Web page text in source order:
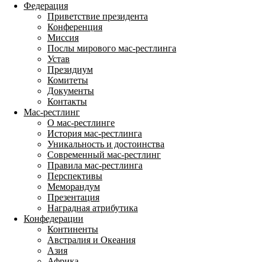
Федерация
Приветствие президента
Конференция
Миссия
Послы мирового мас-рестлинга
Устав
Президиум
Комитеты
Документы
Контакты
Мас-рестлинг
О мас-рестлинге
История мас-рестлинга
Уникальность и достоинства
Современный мас-рестлинг
Правила мас-рестлинга
Перспективы
Меморандум
Презентация
Наградная атрибутика
Конфедерации
Континенты
Австралия и Океания
Азия